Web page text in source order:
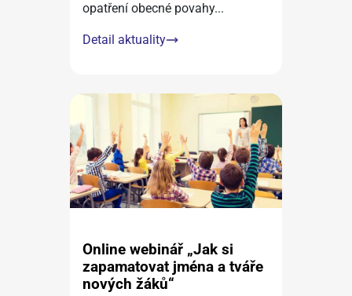
opatření obecné povahy...
Detail aktuality
Online webinář „Jak si
zapamatovat jména a tváře
nových žáků“